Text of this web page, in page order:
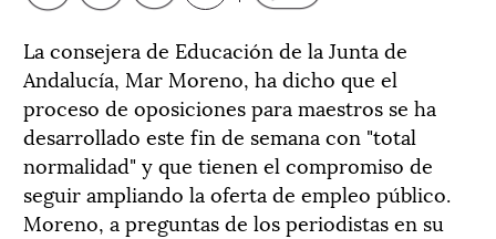
La consejera de Educación de la Junta de
Andalucía, Mar Moreno, ha dicho que el
proceso de oposiciones para maestros se ha
desarrollado este fin de semana con "total
normalidad" y que tienen el compromiso de
seguir ampliando la oferta de empleo público.
Moreno, a preguntas de los periodistas en su